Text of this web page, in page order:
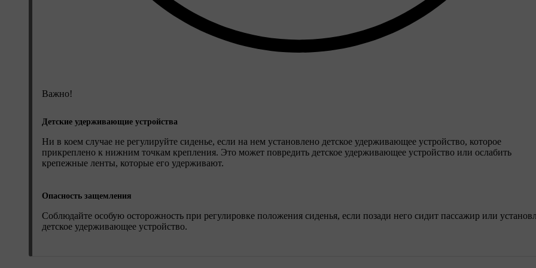
Важно!
Детские удерживающие устройства
Ни в коем случае не регулируйте сиденье, если на нем установлено детское удерживающее устройство, которое
прикреплено к нижним точкам крепления. Это может повредить детское удерживающее устройство или ослабить
крепежные ленты, которые его удерживают.
Опасность защемления
Соблюдайте особую осторожность при регулировке положения сиденья, если позади него сидит пассажир или
детское удерживающее устройство.